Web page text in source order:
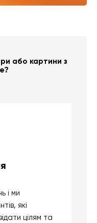
або картини з
і ми
які
цілям та